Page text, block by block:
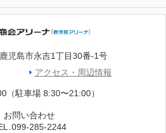
児島市永吉1丁目30番-1号
アクセス・周辺情報
（駐車場 8:30〜21:00）
お問い合わせ
.099-285-2244